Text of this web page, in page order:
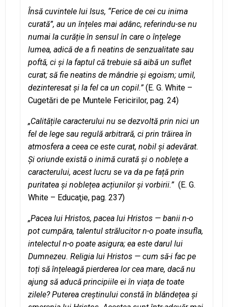
Însă cuvintele lui Isus, “Ferice de cei cu inima
curată”, au un înțeles mai adânc, referindu-se nu
numai la curăție în sensul în care o înțelege
lumea, adică de a fi neatins de senzualitate sau
poftă, ci și la faptul că trebuie să aibă un suflet
curat; să fie neatins de mândrie și egoism; umil,
dezinteresat și la fel ca un copil.”(E. G. White –
Cugetări de pe Muntele Fericirilor, pag. 24)
„Calitățile caracterului nu se dezvoltă prin nici un
fel de lege sau regulă arbitrară, ci prin trăirea în
atmosfera a ceea ce este curat, nobil și adevărat.
Și oriunde există o inimă curată și o noblețe a
caracterului, acest lucru se va da pe față prin
puritatea și noblețea acțiunilor și vorbirii.”(E. G.
White – Educaţie, pag. 237)
„Pacea lui Hristos, pacea lui Hristos — banii n-o
pot cumpăra, talentul strălucitor n-o poate insufla,
intelectul n-o poate asigura; ea este darul lui
Dumnezeu. Religia lui Hristos — cum să-i fac pe
toți să înțeleagă pierderea lor cea mare, dacă nu
ajung să aducă principiile ei în viața de toate
zilele? Puterea creștinului constă în blândețea și